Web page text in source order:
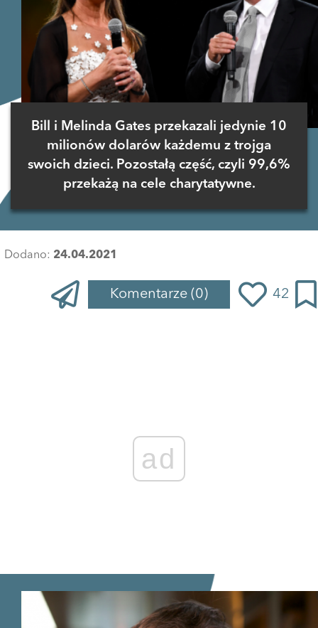
Bill i Melinda Gates przekazali jedynie 10
milionów dolarów każdemu z trojga
swoich dzieci. Pozostałą część, czyli 99,6%
przekażą na cele charytatywne.
Dodano: 24.04.2021
Komentarze (0) 42
ad